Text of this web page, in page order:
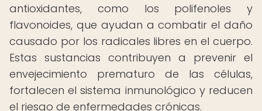
antioxidantes, como los polifenoles y
flavonoides, que ayudan a combatir el daño
causado por los radicales libres en el cuerpo.
Estas sustancias contribuyen a prevenir el
envejecimiento prematuro de las células,
fortalecen el sistema inmunológico y reducen
el riesgo de enfermedades crónicas.